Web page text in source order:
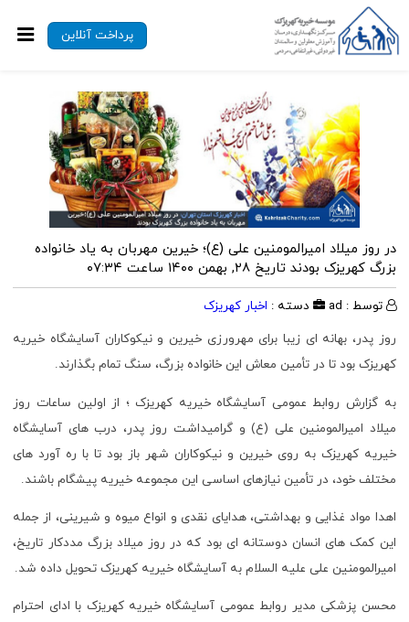
پرداخت آنلاین
در روز میلاد امیرالمومنین علی (ع)؛ خیرین مهربان به یاد خانواده
بزرگ کهریزک بودندتاریخ ۲۸, بهمن ۱۴۰۰ ساعت ۰۷:۳۴
توسط : ad دسته : اخبار کهریزک
روز پدر، بهانه ای زیبا برای مهرورزی خیرین و نیکوکاران آسایشگاه خیریه
کهریزک بود تا در تأمین معاش این خانواده بزرگ، سنگ تمام بگذارند.
به گزارش روابط عمومی آسایشگاه خیریه کهریزک ؛ از اولین ساعات روز
میلاد امیرالمومنین علی (ع) و گرامیداشت روز پدر، درب های آسایشگاه
خیریه کهریزک به روی خیرین و نیکوکاران شهر باز بود تا با ره آورد های
مختلف خود، در تأمین نیازهای اساسی این مجموعه خیریه پیشگام باشند.
اهدا مواد غذایی و بهداشتی، هدایای نقدی و انواع میوه و شیرینی، از جمله
این کمک های انسان دوستانه ای بود که در روز میلاد بزرگ مددکار تاریخ،
امیرالمومنین علی علیه السلام به آسایشگاه خیریه کهریزک تحویل داده شد.
محسن پزشکی مدیر روابط عمومی آسایشگاه خیریه کهریزک با ادای احترام